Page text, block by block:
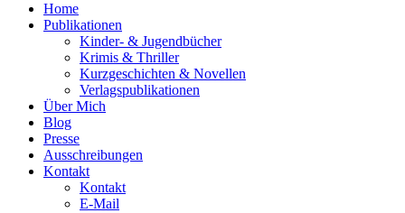
Home
Publikationen
Kinder- & Jugendbücher
Krimis & Thriller
Kurzgeschichten & Novellen
Verlagspublikationen
Über Mich
Blog
Presse
Ausschreibungen
Kontakt
Kontakt
E-Mail